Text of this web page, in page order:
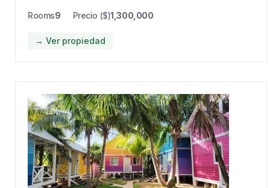
Rooms9 Precio ($)1,300,000
→ Ver propiedad